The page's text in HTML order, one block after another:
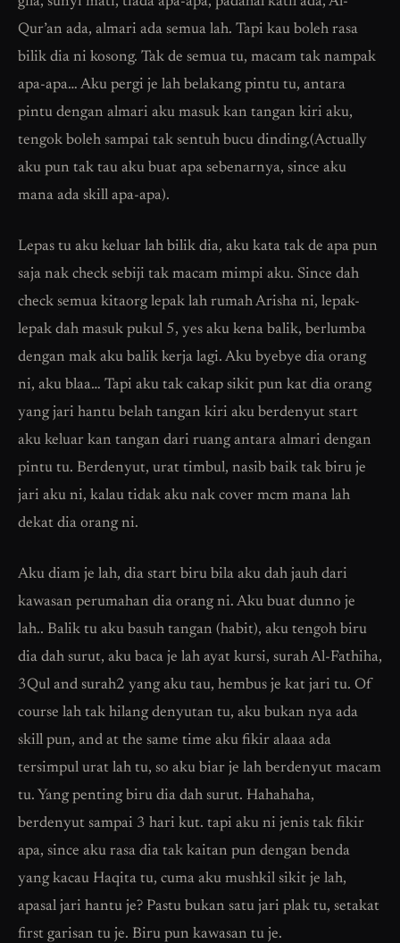
Qur’an ada, almari ada semua lah. Tapi kau boleh rasa
bilik dia ni kosong. Tak de semua tu, macam tak nampak
apa-apa… Aku pergi je lah belakang pintu tu, antara
pintu dengan almari aku masuk kan tangan kiri aku,
tengok boleh sampai tak sentuh bucu dinding.(Actually
aku pun tak tau aku buat apa sebenarnya, since aku
mana ada skill apa-apa).
Lepas tu aku keluar lah bilik dia, aku kata tak de apa pun
saja nak check sebiji tak macam mimpi aku. Since dah
check semua kitaorg lepak lah rumah Arisha ni, lepak-
lepak dah masuk pukul 5, yes aku kena balik, berlumba
dengan mak aku balik kerja lagi. Aku byebye dia orang
ni, aku blaa… Tapi aku tak cakap sikit pun kat dia orang
yang jari hantu belah tangan kiri aku berdenyut start
aku keluar kan tangan dari ruang antara almari dengan
pintu tu. Berdenyut, urat timbul, nasib baik tak biru je
jari aku ni, kalau tidak aku nak cover mcm mana lah
dekat dia orang ni.
Aku diam je lah, dia start biru bila aku dah jauh dari
kawasan perumahan dia orang ni. Aku buat dunno je
lah.. Balik tu aku basuh tangan (habit), aku tengoh biru
dia dah surut, aku baca je lah ayat kursi, surah Al-Fathiha,
3Qul and surah2 yang aku tau, hembus je kat jari tu. Of
course lah tak hilang denyutan tu, aku bukan nya ada
skill pun, and at the same time aku fikir alaaa ada
tersimpul urat lah tu, so aku biar je lah berdenyut macam
tu. Yang penting biru dia dah surut. Hahahaha,
berdenyut sampai 3 hari kut. tapi aku ni jenis tak fikir
apa, since aku rasa dia tak kaitan pun dengan benda
yang kacau Haqita tu, cuma aku mushkil sikit je lah,
apasal jari hantu je? Pastu bukan satu jari plak tu, setakat
first garisan tu je. Biru pun kawasan tu je.